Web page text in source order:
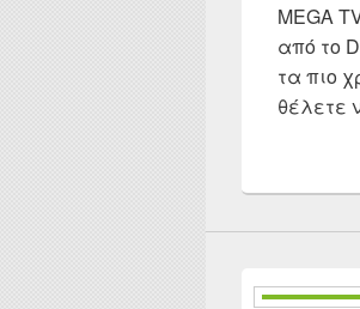
MEGA
από το
τα πιο
θέλετε